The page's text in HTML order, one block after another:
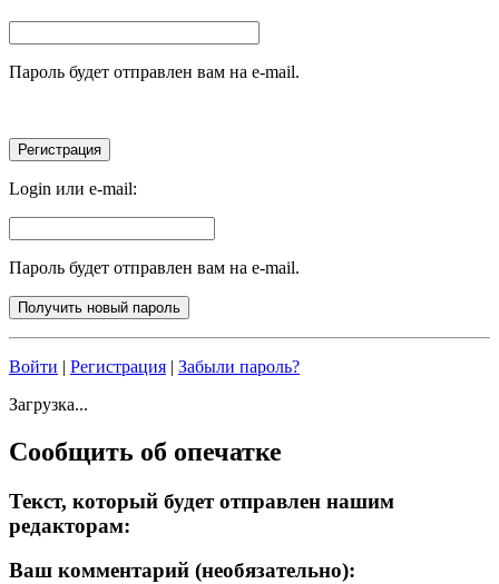
Пароль будет отправлен вам на e-mail.
Login или e-mail:
Пароль будет отправлен вам на e-mail.
Войти | Регистрация | Забыли пароль?
Загрузка...
Сообщить об опечатке
Текст, который будет отправлен нашим
редакторам:
Ваш комментарий (необязательно):